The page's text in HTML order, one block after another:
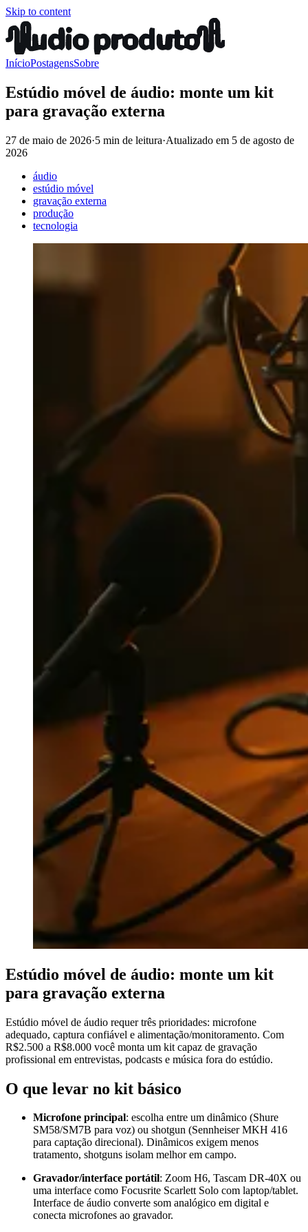
Skip to content
InícioPostagensSobre
Estúdio móvel de áudio: monte um kit
para gravação externa
27 de maio de 2026·5 min de leitura·Atualizado em 5 de agosto de
2026
áudio
estúdio móvel
gravação externa
produção
tecnologia
Estúdio móvel de áudio: monte um kit
para gravação externa
Estúdio móvel de áudio requer três prioridades: microfone
adequado, captura confiável e alimentação/monitoramento. Com
R$2.500 a R$8.000 você monta um kit capaz de gravação
profissional em entrevistas, podcasts e música fora do estúdio.
O que levar no kit básico
Microfone principal: escolha entre um dinâmico (Shure
SM58/SM7B para voz) ou shotgun (Sennheiser MKH 416
para captação direcional). Dinâmicos exigem menos
tratamento, shotguns isolam melhor em campo.
Gravador/interface portátil: Zoom H6, Tascam DR-40X ou
uma interface como Focusrite Scarlett Solo com laptop/tablet.
Interface de áudio converte som analógico em digital e
conecta microfones ao gravador.